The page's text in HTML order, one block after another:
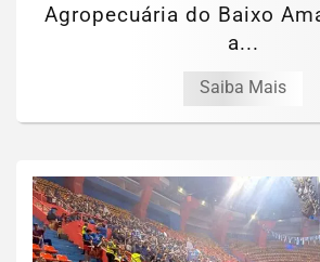
Agropecuária do Baixo
a...
Saiba Mais